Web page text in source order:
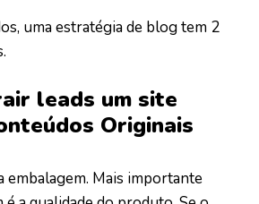
uma estratégia de blog tem 2
leads um site
Originais
embalagem. Mais importante